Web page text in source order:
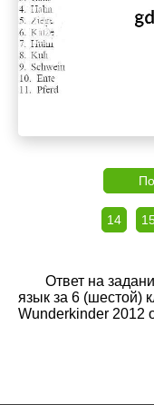
14
Ответ на
язык за 6 (шестой)
Wunderkinder 2012